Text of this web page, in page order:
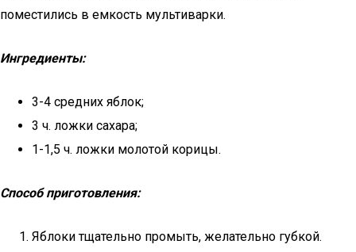
поместились в емкость мультиварки.
Ингредиенты:
3-4 средних яблок;
3 ч. ложки сахара;
1-1,5 ч. ложки молотой корицы.
Способ приготовления:
Яблоки тщательно промыть, желательно губкой.